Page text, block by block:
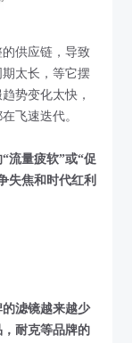
供应链，导致
太长，等它摆
势变化太快，
飞速迭代。
流量疲软”或“促
失焦和时代红利
滤镜越来越少
耐克等品牌的